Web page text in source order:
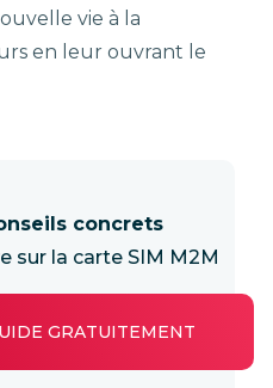
vie à la
en leur ouvrant le
concrets
sur la carte SIM M2M
GRATUITEMENT